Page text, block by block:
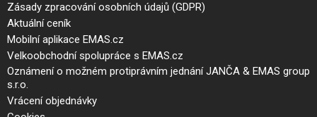
Zásady zpracování osobních údajů (GDPR)
Aktuální ceník
Mobilní aplikace EMAS.cz
Velkoobchodní spolupráce s EMAS.cz
Oznámení o možném protiprávním jednání JANČA & EMAS group
s.r.o.
Vrácení objednávky